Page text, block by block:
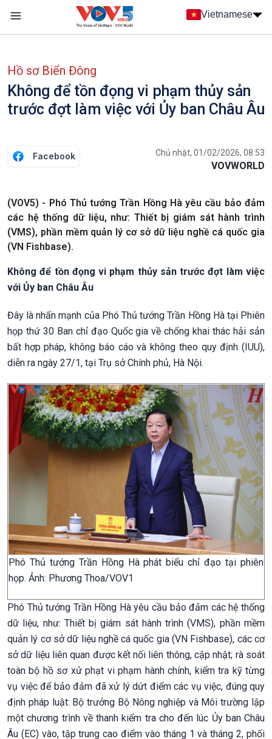
Nhảy đến nội dung
Vietnamese
Hồ sơ Biển Đông
Không để tồn đọng vi phạm thủy sản
trước đợt làm việc với Ủy ban Châu Âu
Facebook Chủ nhật, 01/02/2026, 08:53
VOVWORLD
(VOV5) - Phó Thủ tướng Trần Hồng Hà yêu cầu bảo đảm
các hệ thống dữ liệu, như: Thiết bị giám sát hành trình
(VMS), phần mềm quản lý cơ sở dữ liệu nghề cá quốc gia
(VN Fishbase).
Không để tồn đọng vi phạm thủy sản trước đợt làm việc
với Ủy ban Châu Âu
Đây là nhấn mạnh của Phó Thủ tướng Trần Hồng Hà tại Phiên
họp thứ 30 Ban chỉ đạo Quốc gia về chống khai thác hải sản
bất hợp pháp, không báo cáo và không theo quy định (IUU),
diễn ra ngày 27/1, tại Trụ sở Chính phủ, Hà Nội.
Phó Thủ tướng Trần Hồng Hà phát biểu chỉ đạo tại phiên
họp. Ảnh: Phương Thoa/VOV1
Phó Thủ tướng Trần Hồng Hà yêu cầu bảo đảm các hệ thống
dữ liệu, như: Thiết bị giám sát hành trình (VMS), phần mềm
quản lý cơ sở dữ liệu nghề cá quốc gia (VN Fishbase), các cơ
sở dữ liệu liên quan được kết nối liên thông, cập nhật; rà soát
toàn bộ hồ sơ xử phạt vi phạm hành chính, kiểm tra kỹ từng
vụ việc để bảo đảm đã xử lý dứt điểm các vụ việc, đúng quy
định pháp luật: Bộ trưởng Bộ Nông nghiệp và Môi trường lập
một chương trình về thanh kiểm tra cho đến lúc Ủy ban Châu
Âu (EC) vào, tập trung cao điểm vào tháng 1 và tháng 2, phối